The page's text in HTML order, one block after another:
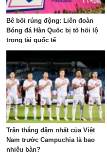
Bê bối rúng động: Liên đoàn
Bóng đá Hàn Quốc bị tố hối lộ
trọng tài quốc tế
Trận thắng đậm nhất của Việt
Nam trước Campuchia là bao
nhiêu bàn?